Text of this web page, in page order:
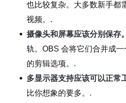
也比较复杂。大多数新手都
视频。.
摄像头和屏幕应该分别保存
轨。OBS 会将它们合并成
的剪辑选项。.
多显示器支持应该可以正常
比你想象的要多。.